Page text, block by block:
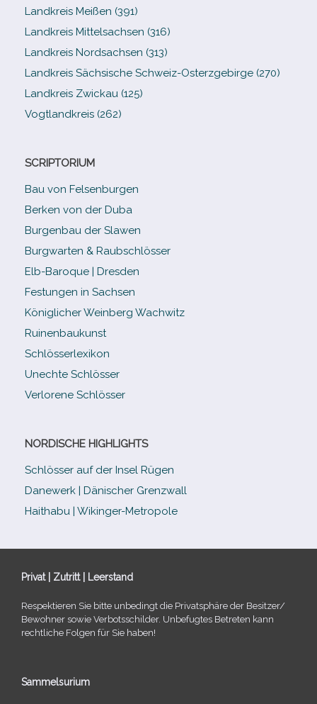
Landkreis Meißen (391)
Landkreis Mittelsachsen (316)
Landkreis Nordsachsen (313)
Landkreis Sächsische Schweiz-​Osterzgebirge (270)
Landkreis Zwickau (125)
Vogtlandkreis (262)
SCRIPTORIUM
Bau von Felsenburgen
Berken von der Duba
Burgenbau der Slawen
Burgwarten & Raubschlösser
Elb-​Baroque | Dresden
Festungen in Sachsen
Königlicher Weinberg Wachwitz
Ruinenbaukunst
Schlösserlexikon
Unechte Schlösser
Verlorene Schlösser
NORDISCHE HIGHLIGHTS
Schlösser auf der Insel Rügen
Danewerk | Dänischer Grenzwall
Haithabu | Wikinger-Metropole
Privat | Zutritt | Leerstand
Respektieren Sie bitte unbe­dingt die Privatsphäre der Besitzer/​
Bewohner sowie Verbotsschilder. Unbefugtes Betreten kann
recht­li­che Folgen für Sie haben!
Sammelsurium